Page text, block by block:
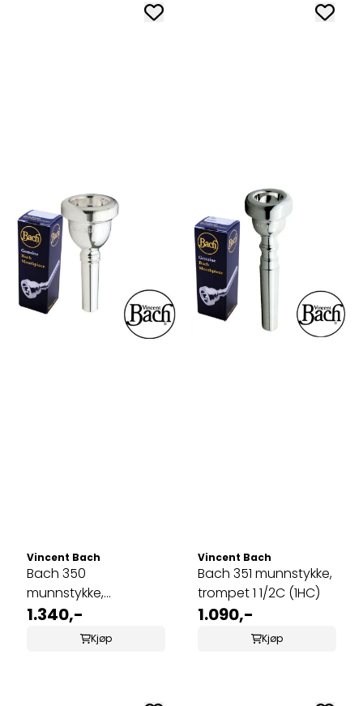
Vincent Bach
Bach 350
munnstykke,
trombone, small
shank 6 1/2AL
1.340,-
Kjøp
Vincent Bach
Bach 351 munnstykke,
trompet 1 1/2C (1HC)
1.090,-
Kjøp